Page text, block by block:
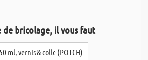
de bricolage, il vous faut
ml, vernis & colle (POTCH)